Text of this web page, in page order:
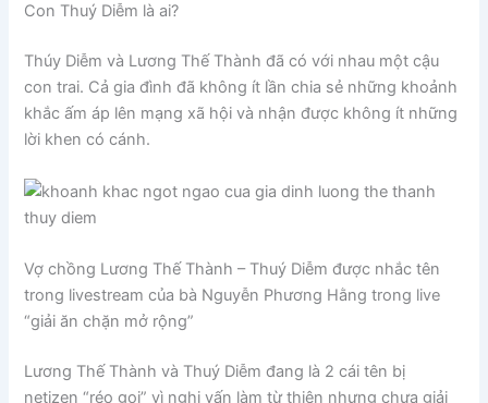
Con Thuý Diễm là ai?
Thúy Diễm và Lương Thế Thành đã có với nhau một cậu
con trai. Cả gia đình đã không ít lần chia sẻ những khoảnh
khắc ấm áp lên mạng xã hội và nhận được không ít những
lời khen có cánh.
Vợ chồng Lương Thế Thành – Thuý Diễm được nhắc tên
trong livestream của bà Nguyễn Phương Hằng trong live
“giải ăn chặn mở rộng”
Lương Thế Thành và Thuý Diễm đang là 2 cái tên bị
netizen “réo gọi” vì nghi vấn làm từ thiện nhưng chưa giải